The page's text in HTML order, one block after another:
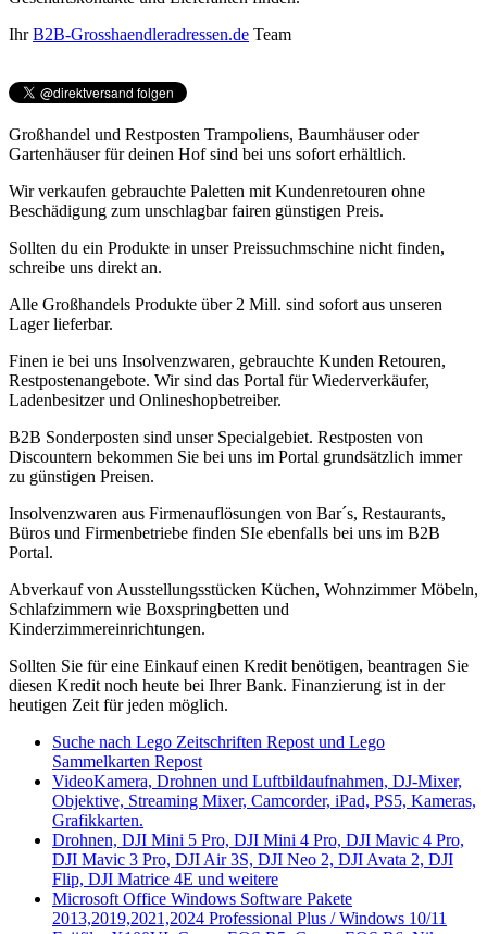
IhrB2B-Grosshaendleradressen.de Team
Großhandel und Restposten Trampoliens, Baumhäuser oder
Gartenhäuser für deinen Hof sind bei uns sofort erhältlich.
Wir verkaufen gebrauchte Paletten mit Kundenretouren ohne
Beschädigung zum unschlagbar fairen günstigen Preis.
Sollten du ein Produkte in unser Preissuchmschine nicht finden,
schreibe uns direkt an.
Alle Großhandels Produkte über 2 Mill. sind sofort aus unseren
Lager lieferbar.
Finen ie bei uns Insolvenzwaren, gebrauchte Kunden Retouren,
Restpostenangebote. Wir sind das Portal für Wiederverkäufer,
Ladenbesitzer und Onlineshopbetreiber.
B2B Sonderposten sind unser Specialgebiet. Restposten von
Discountern bekommen Sie bei uns im Portal grundsätzlich immer
zu günstigen Preisen.
Insolvenzwaren aus Firmenauflösungen von Bar´s, Restaurants,
Büros und Firmenbetriebe finden SIe ebenfalls bei uns im B2B
Portal.
Abverkauf von Ausstellungsstücken Küchen, Wohnzimmer Möbeln,
Schlafzimmern wie Boxspringbetten und
Kinderzimmereinrichtungen.
Sollten Sie für eine Einkauf einen Kredit benötigen, beantragen Sie
diesen Kredit noch heute bei Ihrer Bank. Finanzierung ist in der
heutigen Zeit für jeden möglich.
Suche nach Lego Zeitschriften Repost und Lego
Sammelkarten Repost
VideoKamera, Drohnen und Luftbildaufnahmen, DJ-Mixer,
Objektive, Streaming Mixer, Camcorder, iPad, PS5, Kameras,
Grafikkarten.
Drohnen, DJI Mini 5 Pro, DJI Mini 4 Pro, DJI Mavic 4 Pro,
DJI Mavic 3 Pro, DJI Air 3S, DJI Neo 2, DJI Avata 2, DJI
Flip, DJI Matrice 4E und weitere
Microsoft Office Windows Software Pakete
2013,2019,2021,2024 Professional Plus / Windows 10/11